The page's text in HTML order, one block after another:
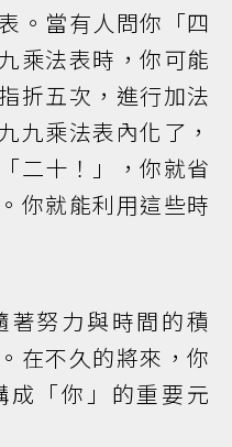
。當有人問你「四
乘法表時，你可能
折五次，進行加法
九乘法表內化了，
二十！」，你就省
你就能利用這些時
努力與時間的積
在不久的將來，你
「你」的重要元